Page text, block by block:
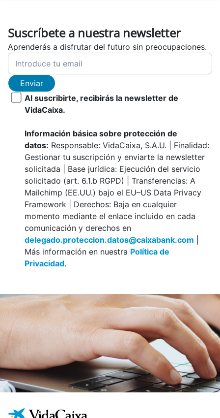
Suscríbete a nuestra newsletter
Aprenderás a disfrutar del futuro sin preocupaciones.
Enviar
Al suscribirte, recibirás la newsletter de
VidaCaixa.
Información básica sobre protección de
datos: Responsable: VidaCaixa, S.A.U. | Finalidad:
Gestionar tu suscripción y enviarte la newsletter
solicitada | Base jurídica: Ejecución del servicio
solicitado (art. 6.1.b RGPD) | Transferencias: A
Mailchimp (EE.UU.) bajo el EU–US Data Privacy
Framework | Derechos: Baja en cualquier
momento mediante el enlace incluido en cada
comunicación y derechos en
delegado.proteccion.datos@caixabank.com
Más información en nuestra Política de
Privacidad.